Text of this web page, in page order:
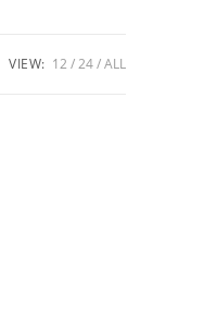
VIEW: 12 24 ALL